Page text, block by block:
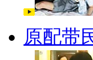
原配带